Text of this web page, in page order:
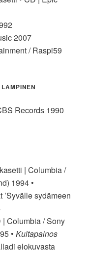
2007
/ Raspi59
Records 1990
| Columbia /
1994 •
’Syvälle sydämeen
| Columbia / Sony
•Kultapainos
elokuvasta